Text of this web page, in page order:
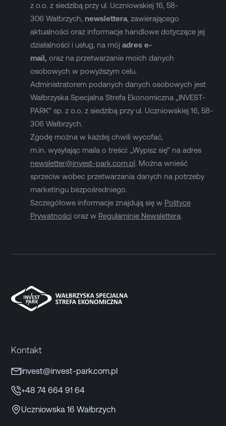
z o.o. z siedzibą przy ul. Uczniowskiej 16, 58-
306 Wałbrzych, newslettera, zawierającego
aktualności oraz informacje handlowe dotyczące jej
działalności i usług, na mój adres e-
mail, oraz na przetwarzanie moich danych
osobowych w powyższym celu.
Administratorem podanych danych osobowych jest
Wałbrzyska Specjalna Strefa Ekonomiczna „INVEST-
PARK” sp. z o.o. z siedzibą przy ul. Uczniowskiej 16, 58-
306 Wałbrzych.
Zgodę można w każdej chwili wycofać,
m.in. wysyłając maila o treści: „Wypisz się” na adres
newsletter@invest-park.com.pl. Można wnieść
sprzeciw wobec przetwarzania danych na potrzeby
marketingu bezpośredniego.
Szczegółowe informacje znajdują się w Polityce
Prywatności oraz w Regulaminie Newslettera.
Kontakt
invest@invest-park.com.pl
+48 74 664 91 64
Uczniowska 16 Wałbrzych